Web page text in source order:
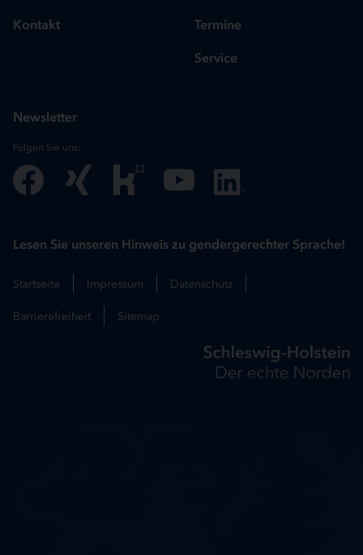
Kontakt Termine
Service
Newsletter
Folgen Sie uns:
Lesen Sie unseren Hinweis zu gendergerechter Sprache!
Startseite Impressum Datenschutz
Barrierefreiheit Sitemap